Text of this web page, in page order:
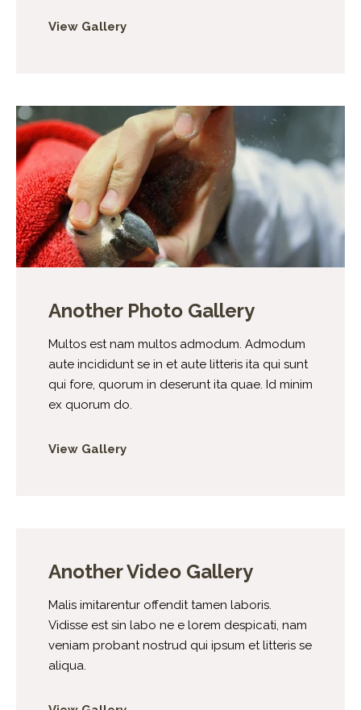
View Gallery
Another Photo Gallery
Multos est nam multos admodum. Admodum
aute incididunt se in et aute litteris ita qui sunt
qui fore, quorum in deserunt ita quae. Id minim
ex quorum do.
View Gallery
Another Video Gallery
Malis imitarentur offendit tamen laboris.
Vidisse est sin labo ne e lorem despicati, nam
veniam probant nostrud qui ipsum et litteris se
aliqua.